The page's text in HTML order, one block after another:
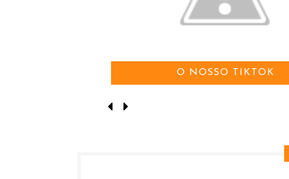
O NOSSO TIKTOK